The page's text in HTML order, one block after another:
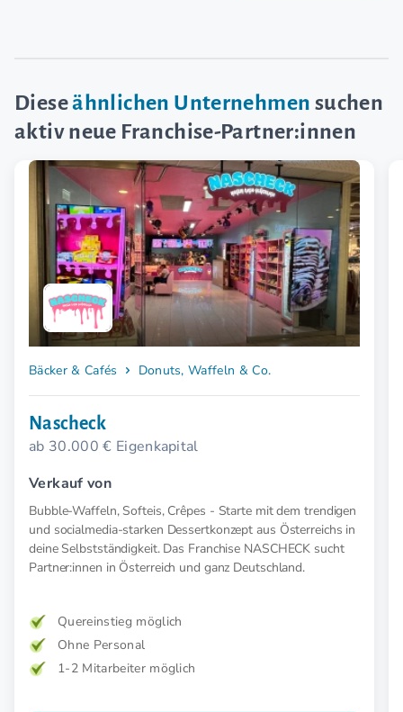
Dieseähnlichen Unternehmen suchen
aktiv neue Franchise-Partner:innen
Bäcker & Cafés Donuts, Waffeln & Co.
Nascheck
ab 30.000 € Eigenkapital
Verkauf von
Bubble-Waffeln, Softeis, Crêpes - Starte mit dem trendigen
und socialmedia-starken Dessertkonzept aus Österreichs in
deine Selbstständigkeit. Das Franchise NASCHECK sucht
Partner:innen in Österreich und ganz Deutschland.
Quereinstieg möglich
Ohne Personal
1-2 Mitarbeiter möglich